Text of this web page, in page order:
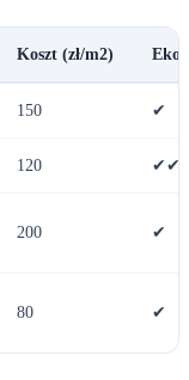
Koszt (zł/m2)
150 ✔
120 ✔✔
200 ✔
80 ✔